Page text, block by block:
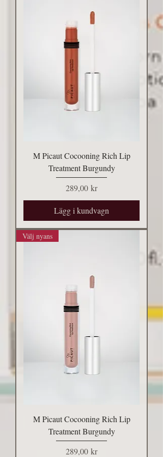
M Picaut Cocooning Rich Lip
Treatment Burgundy
Pris
289,00 kr
Lägg i kundvagn
Välj nyans
M Picaut Cocooning Rich Lip
Treatment Burgundy
Pris
289,00 kr